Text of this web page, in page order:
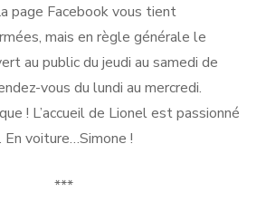
page Facebook vous tient
mais en règle générale le
au public du jeudi au samedi de
vous du lundi au mercredi.
! L’accueil de Lionel est passionné
voiture…Simone !
***